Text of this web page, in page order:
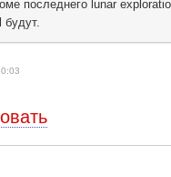
последнего lunar
будут.